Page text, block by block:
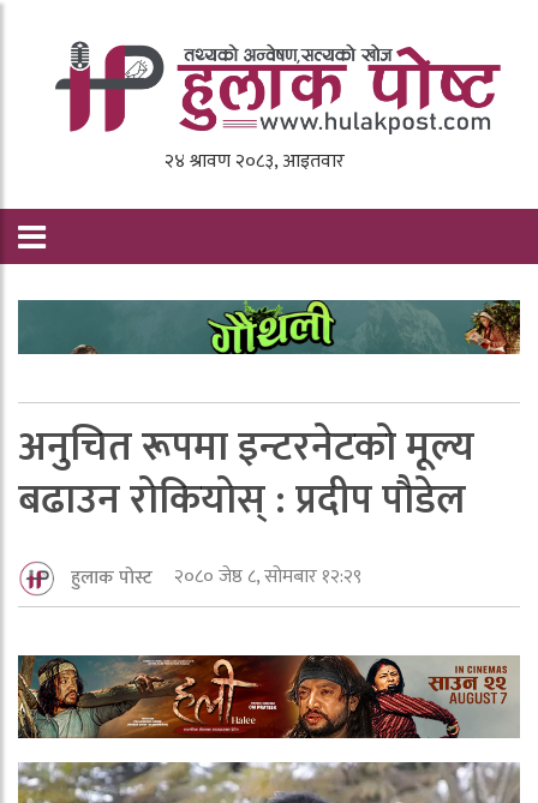
अनुचित रूपमा इन्टरनेटकाे मूल्य
बढाउन राेकियाेस् : प्रदीप पाैडेल
हुलाक पोस्ट २०८० जेष्ठ ८, सोमबार १२:२९